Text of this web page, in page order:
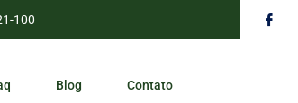
100
Blog Contato